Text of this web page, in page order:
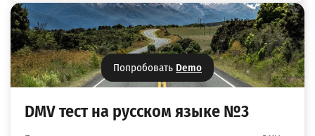
Попробовать Demo
DMV тест на русском языке №3